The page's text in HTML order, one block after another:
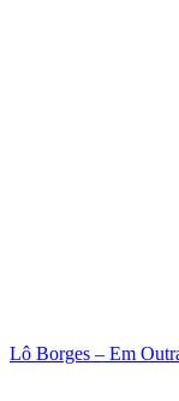
Lô Borges – Em